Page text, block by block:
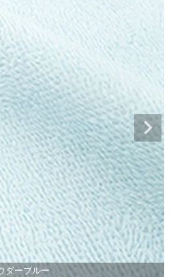
ダーブルー